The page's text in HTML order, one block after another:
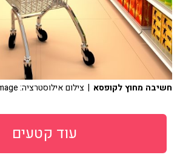
חשיבה מחוץ לקופסא | צילום אילוסטרציה: Ingram Image
עוד קטעים